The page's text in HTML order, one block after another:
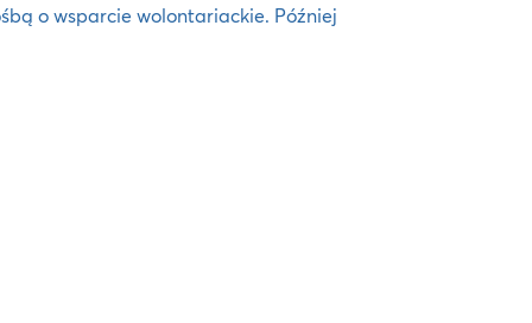
o wsparcie wolontariackie. Później